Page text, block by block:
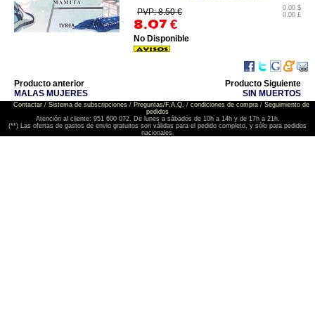
PVP: 8.50 €
8.07 €
0.00 $
0.00 £
No Disponible
Producto anterior
MALAS MUJERES
Producto Siguiente
SIN MUERTOS
Contactar/ Sistema de subscripciones/ Preguntas/F.A.Q. / condiciones de compra/ Seguimiento de
pedidos
Atención al cliente: 951 600 072. De lunes a sábados de 10h a 14h y de 17h a 21h.
(**) Las ofertas de gastos de envio gratuitos son válidas para el pedido completo, y sólo para pedidos
nacionales.